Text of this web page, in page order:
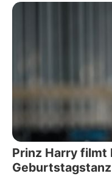
Prinz Harry filmt
Geburtstagstanz